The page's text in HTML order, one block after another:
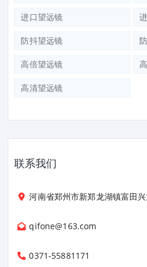
进口望远镜
防抖望远镜
高倍望远镜
高清望远镜
联系我们
河南省郑州市新郑龙湖镇富田
qifone@163.com
0371-55881171